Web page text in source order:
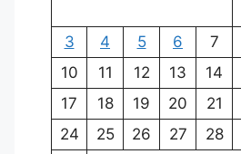
3
4 5 6 7
10
11 12 13 14
17
18 19 20 21
24
25 26 27 28